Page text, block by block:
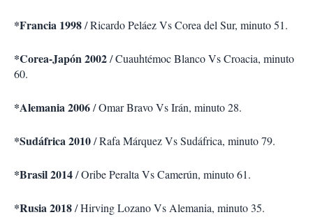
*Francia 1998/ Ricardo Peláez Vs Corea del Sur, minuto 51.
*Corea-Japón 2002/ Cuauhtémoc Blanco Vs Croacia, minuto
60.
*Alemania 2006/ Omar Bravo Vs Irán, minuto 28.
*Sudáfrica 2010/ Rafa Márquez Vs Sudáfrica, minuto 79.
*Brasil 2014/ Oribe Peralta Vs Camerún, minuto 61.
*Rusia 2018/ Hirving Lozano Vs Alemania, minuto 35.